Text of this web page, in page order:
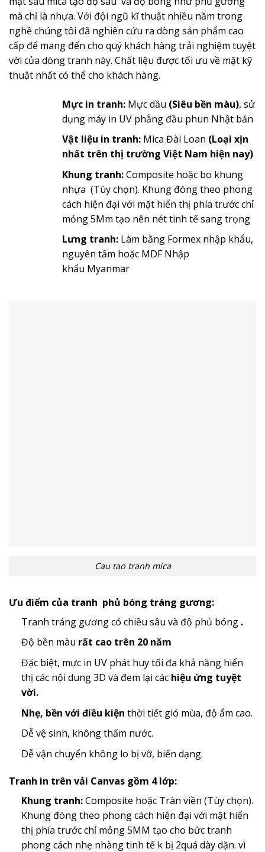
mà chỉ là nhựa. Với đội ngũ kĩ thuật nhiều năm trong
nghề chúng tôi đã nghiên cứu ra dòng sản phẩm cao
cấp để mang đến cho quý khách hàng trải nghiệm tuyệt
vời của dòng tranh này. Chất liệu được tối ưu về mặt kỹ
thuật nhất có thể cho khách hàng.
Mực in tranh:Mực dầu (Siêu bền màu), sử
dụng máy in UV phẳng đầu phun Nhật bản
Vật liệu in tranh:Mica Đài Loan (Loại xịn
nhất trên thị trường Việt Nam hiện nay)
Khung tranh:Composite hoặc bo khung
nhựa (Tùy chọn). Khung đóng theo phong
cách hiện đại với mặt hiển thị phía trước chỉ
mỏng 5Mm tạo nên nét tinh tế sang trọng
Lưng tranh:Làm bằng Formex nhập khẩu,
nguyên tấm hoặc MDF Nhập
khẩu Myanmar
Cau tao tranh mica
Ưu điểm của tranh phủ bóng tráng gương:
Tranh tráng gương có chiều sâu và độ phủ bóng .
Độ bền màu rất cao trên 20 năm
Đặc biệt, mực in UV phát huy tối đa khả năng hiển
thị các nội dung 3D và đem lại các hiệu ứng tuyệt
vời.
Nhẹ, bền với điều kiện thời tiết gió mùa, độ ẩm cao.
Dễ vệ sinh, không thấm nước.
Dễ vận chuyển không lo bị vỡ, biến dạng.
Tranh in trên vải Canvas gồm 4 lớp:
Khung tranh:Composite hoặc Tràn viền (Tùy chọn).
Khung đóng theo phong cách hiện đại với mặt hiển
thị phía trước chỉ mỏng 5MM tạo cho bức tranh
phong cách nhẹ nhàng tinh tế k bị 2quá dày dặn. vì